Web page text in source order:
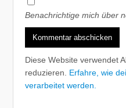
Benachrichtige mich über
Diese Website verwendet
reduzieren. Erfahre, wie
verarbeitet werden.